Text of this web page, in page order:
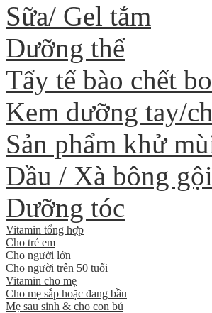
Sữa/ Gel tắm
Dưỡng thể
Tẩy tế bào chết
Kem dưỡng tay/
Sản phẩm khử
Dầu / Xà bông
Dưỡng tóc
Vitamin tổng hợp
Cho trẻ em
Cho người lớn
Cho người trên 50 tuổi
Vitamin cho mẹ
Cho mẹ sắp hoặc đang bầu
Mẹ sau sinh & cho con bú